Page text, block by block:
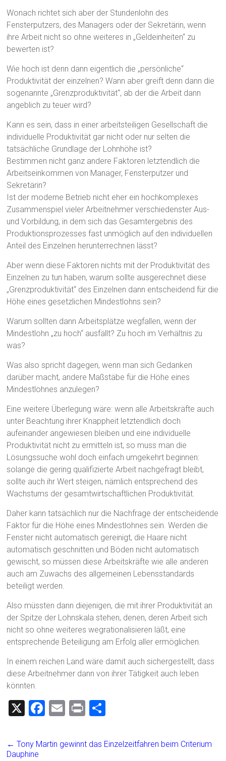
Wonach richtet sich aber der Stundenlohn des
Fensterputzers, des Managers oder der Sekretärin, wenn
ihre Arbeit nicht so ohne weiteres in „Geldeinheiten“ zu
bewerten ist?
Wie hoch ist denn dann eigentlich die „persönliche“
Produktivität der einzelnen? Wann aber greift denn dann die
sogenannte „Grenzproduktivität“, ab der die Arbeit dann
angeblich zu teuer wird?
Kann es sein, dass in einer arbeitsteiligen Gesellschaft die
individuelle Produktivität gar nicht oder nur selten die
tatsächliche Grundlage der Lohnhöhe ist?
Bestimmen nicht ganz andere Faktoren letztendlich die
Arbeitseinkommen von Manager, Fensterputzer und
Sekretärin?
Ist der moderne Betrieb nicht eher ein hochkomplexes
Zusammenspiel vieler Arbeitnehmer verschiedenster Aus-
und Vorbildung, in dem sich das Gesamtergebnis des
Produktionsprozesses fast unmöglich auf den individuellen
Anteil des Einzelnen herunterrechnen lässt?
Aber wenn diese Faktoren nichts mit der Produktivität des
Einzelnen zu tun haben, warum sollte ausgerechnet diese
„Grenzproduktivität“ des Einzelnen dann entscheidend für die
Höhe eines gesetzlichen Mindestlohns sein?
Warum sollten dann Arbeitsplätze wegfallen, wenn der
Mindestlohn „zu hoch“ ausfällt? Zu hoch im Verhältnis zu
was?
Was also spricht dagegen, wenn man sich Gedanken
darüber macht, andere Maßstäbe für die Höhe eines
Mindestlohnes anzulegen?
Eine weitere Überlegung wäre: wenn alle Arbeitskräfte auch
unter Beachtung ihrer Knappheit letztendlich doch
aufeinander angewiesen bleiben und eine individuelle
Produktivität nicht zu ermitteln ist, so muss man die
Lösungssuche wohl doch einfach umgekehrt beginnen:
solange die gering qualifizierte Arbeit nachgefragt bleibt,
sollte auch ihr Wert steigen, nämlich entsprechend des
Wachstums der gesamtwirtschaftlichen Produktivität.
Daher kann tatsächlich nur die Nachfrage der entscheidende
Faktor für die Höhe eines Mindestlohnes sein. Werden die
Fenster nicht automatisch gereinigt, die Haare nicht
automatisch geschnitten und Böden nicht automatisch
gewischt, so müssen diese Arbeitskräfte wie alle anderen
auch am Zuwachs des allgemeinen Lebensstandards
beteiligt werden.
Also müssten dann diejenigen, die mit ihrer Produktivität an
der Spitze der Lohnskala stehen, denen, deren Arbeit sich
nicht so ohne weiteres wegrationalisieren läßt, eine
entsprechende Beteiligung am Erfolg aller ermöglichen.
In einem reichen Land wäre damit auch sichergestellt, dass
diese Arbeitnehmer dann von ihrer Tätigkeit auch leben
könnten.
X
F
ce
E
ai
Pr
t
e
← Tony Martin gewinnt das Einzelzeitfahren beim Criterium
Dauphine